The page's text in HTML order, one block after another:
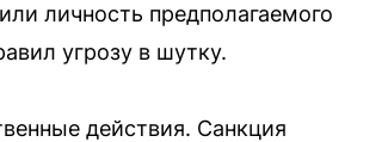
личность предполагаемого
угрозу в шутку.
действия. Санкция